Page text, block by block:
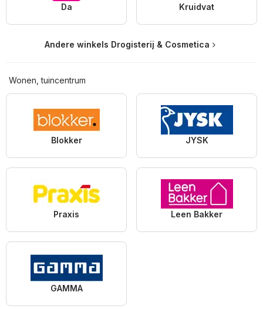
Da Kruidvat
Andere winkels Drogisterij & Cosmetica
Wonen, tuincentrum
Blokker JYSK
Praxis Leen Bakker
GAMMA